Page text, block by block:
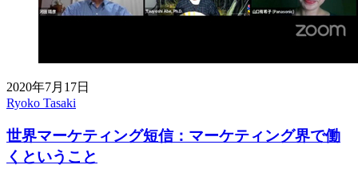
2020年7月17日
Ryoko Tasaki
世界マーケティング短信：マーケティング界で働
くということ